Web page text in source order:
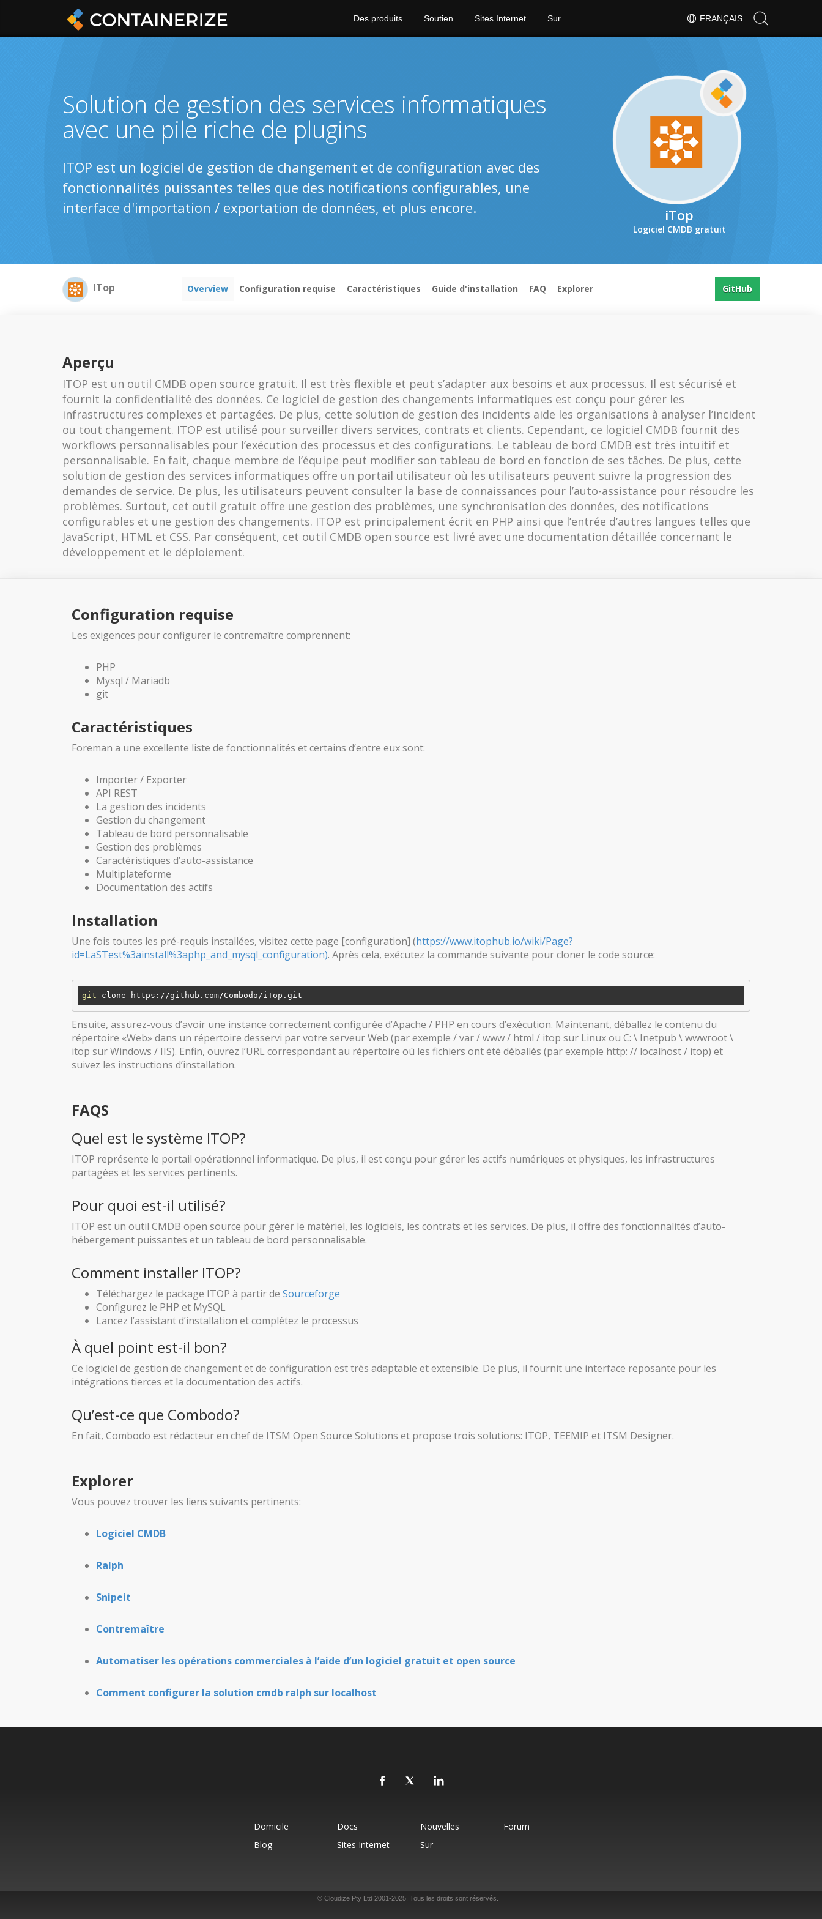
FRANÇAIS
Des produits Soutien Sites Internet Sur
iTop
Logiciel CMDB gratuit
Solution de gestion des services informatiques
avec une pile riche de plugins
ITOP est un logiciel de gestion de changement et de configuration avec des
fonctionnalités puissantes telles que des notifications configurables, une
interface d'importation / exportation de données, et plus encore.
ITop Overview Configuration requise Caractéristiques Guide d'installation FAQ Explorer GitHub
Aperçu
ITOP est un outil CMDB open source gratuit. Il est très flexible et peut s’adapter aux besoins et aux processus. Il est sécurisé et
fournit la confidentialité des données. Ce logiciel de gestion des changements informatiques est conçu pour gérer les
infrastructures complexes et partagées. De plus, cette solution de gestion des incidents aide les organisations à analyser l’incident
ou tout changement. ITOP est utilisé pour surveiller divers services, contrats et clients. Cependant, ce logiciel CMDB fournit des
workflows personnalisables pour l’exécution des processus et des configurations. Le tableau de bord CMDB est très intuitif et
personnalisable. En fait, chaque membre de l’équipe peut modifier son tableau de bord en fonction de ses tâches. De plus, cette
solution de gestion des services informatiques offre un portail utilisateur où les utilisateurs peuvent suivre la progression des
demandes de service. De plus, les utilisateurs peuvent consulter la base de connaissances pour l’auto-assistance pour résoudre les
problèmes. Surtout, cet outil gratuit offre une gestion des problèmes, une synchronisation des données, des notifications
configurables et une gestion des changements. ITOP est principalement écrit en PHP ainsi que l’entrée d’autres langues telles que
JavaScript, HTML et CSS. Par conséquent, cet outil CMDB open source est livré avec une documentation détaillée concernant le
développement et le déploiement.
Configuration requise
Les exigences pour configurer le contremaître comprennent:
PHP
Mysql / Mariadb
git
Caractéristiques
Foreman a une excellente liste de fonctionnalités et certains d’entre eux sont:
Importer / Exporter
API REST
La gestion des incidents
Gestion du changement
Tableau de bord personnalisable
Gestion des problèmes
Caractéristiques d’auto-assistance
Multiplateforme
Documentation des actifs
Installation
Une fois toutes les pré-requis installées, visitez cette page [configuration] (https://www.itophub.io/wiki/Page?
id=LaSTest%3ainstall%3aphp_and_mysql_configuration). Après cela, exécutez la commande suivante pour cloner le code source:
git
Ensuite, assurez-vous d’avoir une instance correctement configurée d’Apache / PHP en cours d’exécution. Maintenant, déballez le contenu du
répertoire «Web» dans un répertoire desservi par votre serveur Web (par exemple / var / www / html / itop sur Linux ou C: \ Inetpub \ wwwroot \
itop sur Windows / IIS). Enfin, ouvrez l’URL correspondant au répertoire où les fichiers ont été déballés (par exemple http: // localhost / itop) et
suivez les instructions d’installation.
FAQS
Quel est le système ITOP?
ITOP représente le portail opérationnel informatique. De plus, il est conçu pour gérer les actifs numériques et physiques, les infrastructures
partagées et les services pertinents.
Pour quoi est-il utilisé?
ITOP est un outil CMDB open source pour gérer le matériel, les logiciels, les contrats et les services. De plus, il offre des fonctionnalités d’auto-
hébergement puissantes et un tableau de bord personnalisable.
Comment installer ITOP?
Téléchargez le package ITOP à partir de Sourceforge
Configurez le PHP et MySQL
Lancez l’assistant d’installation et complétez le processus
À quel point est-il bon?
Ce logiciel de gestion de changement et de configuration est très adaptable et extensible. De plus, il fournit une interface reposante pour les
intégrations tierces et la documentation des actifs.
Qu’est-ce que Combodo?
En fait, Combodo est rédacteur en chef de ITSM Open Source Solutions et propose trois solutions: ITOP, TEEMIP et ITSM Designer.
Explorer
Vous pouvez trouver les liens suivants pertinents:
Logiciel CMDB
Ralph
Snipeit
Contremaître
Automatiser les opérations commerciales à l’aide d’un logiciel gratuit et open source
Comment configurer la solution cmdb ralph sur localhost
Domicile Docs Nouvelles
Forum
Blog
Sites Internet Sur
© Cloudize Pty Ltd 2001-2025. Tous les droits sont réservés.